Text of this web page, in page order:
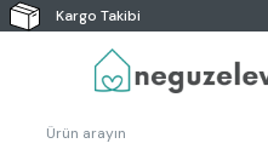
Kargo Takibi